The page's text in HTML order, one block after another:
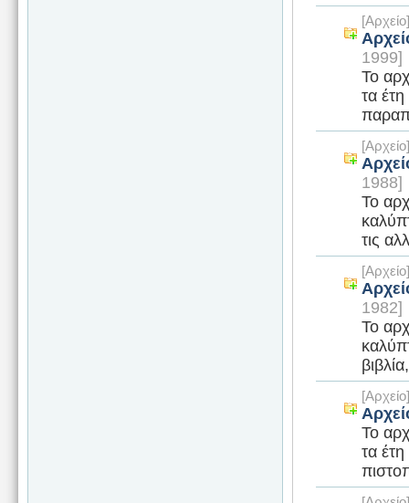
1999]
Το
τα έτη
1988]
Το
τις
1982]
Το
Το
τα